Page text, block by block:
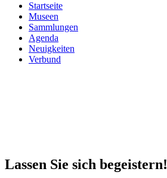
Startseite
Museen
Sammlungen
Agenda
Neuigkeiten
Verbund
Lassen Sie sich begeistern!